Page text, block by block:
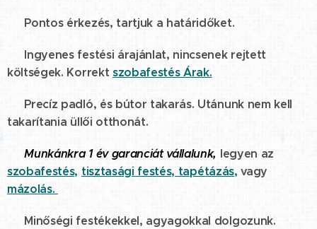
☑️ Pontos érkezés, tartjuk a határidőket.
☑️ Ingyenes festési árajánlat, nincsenek rejtett
költségek. Korrekt szobafestés Árak.
☑️ Precíz padló, és bútor takarás. Utánunk nem kell
takarítania üllői otthonát.
☑️Munkánkra 1 év garanciát vállalunk, legyen az
szobafestés, tisztasági festés, tapétázás, vagy
mázolás.
☑️ Minőségi festékekkel, agyagokkal dolgozunk.